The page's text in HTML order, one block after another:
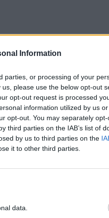
Information
parties, or processing of your
please use the below opt-out
opt-out request is processed
information utilized by us
opt-out. You may separately
third parties on the IAB’s list of
by us to third parties on the
it to other third parties.
data.
klasyfikujemy jako
zmącone przez wybuch
w postaci